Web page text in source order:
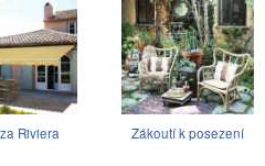
Riviera Zákoutí k posezení